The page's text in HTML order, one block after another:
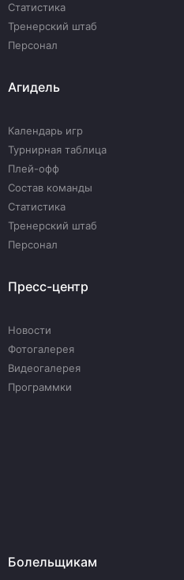
Статистика
Тренерский штаб
Персонал
Агидель
Календарь игр
Турнирная таблица
Плей-офф
Состав команды
Статистика
Тренерский штаб
Персонал
Пресс-центр
Новости
Фотогалерея
Видеогалерея
Программки
Болельщикам